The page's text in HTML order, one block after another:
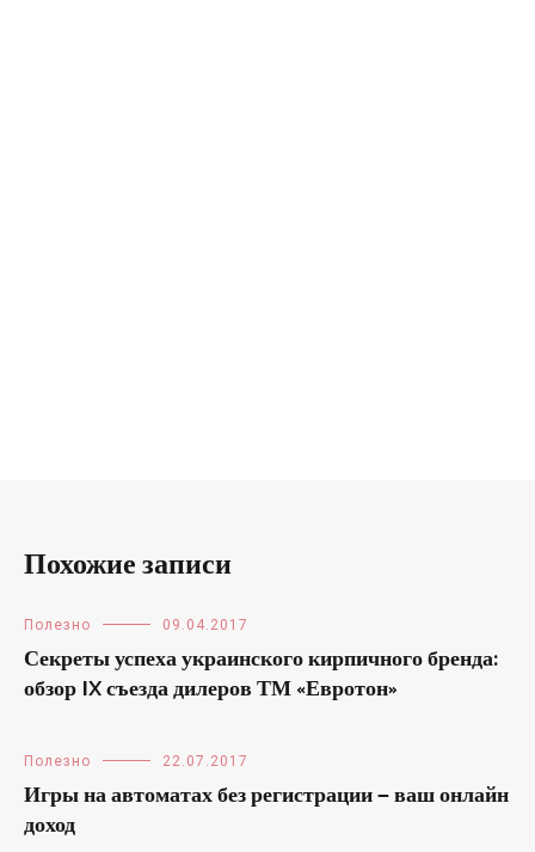
Похожие записи
Полезно 09.04.2017
Секреты успеха украинского кирпичного бренда:
обзор IX съезда дилеров ТМ «Евротон»
Полезно 22.07.2017
Игры на автоматах без регистрации — ваш онлайн
доход